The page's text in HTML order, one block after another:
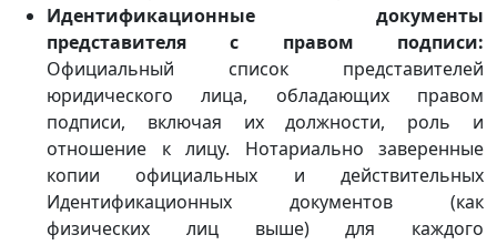
Идентификационные документы
представителя с правом подписи:
Официальный список представителей
юридического лица, обладающих правом
подписи, включая их должности, роль и
отношение к лицу. Нотариально заверенные
копии официальных и действительных
Идентификационных документов (как
физических лиц выше) для каждого